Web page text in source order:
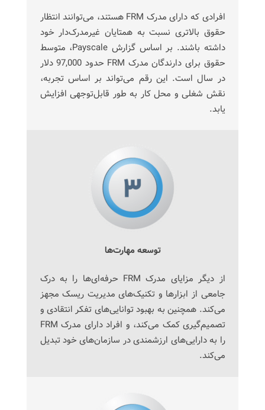
افرادی که دارای مدرک FRM هستند، می‌توانند انتظار
حقوق بالاتری نسبت به همتایان غیرمدرک‌دار خود
داشته باشند. بر اساس گزارش Payscale، متوسط
حقوق برای دارندگان مدرک FRM حدود 97,000 دلار
در سال است. این رقم می‌تواند بر اساس تجربه،
نقش شغلی و محل کار به طور قابل‌توجهی افزایش
یابد.
توسعه مهارت‌ها
از دیگر مزایای مدرک FRM حرفه‌ای‌ها را به درک
جامعی از ابزارها و تکنیک‌های مدیریت ریسک مجهز
می‌کند. همچنین به بهبود توانایی‌های تفکر انتقادی و
تصمیم‌گیری کمک می‌کند، و افراد دارای مدرک FRM
را به دارایی‌های ارزشمندی در سازمان‌های خود تبدیل
می‌کند.